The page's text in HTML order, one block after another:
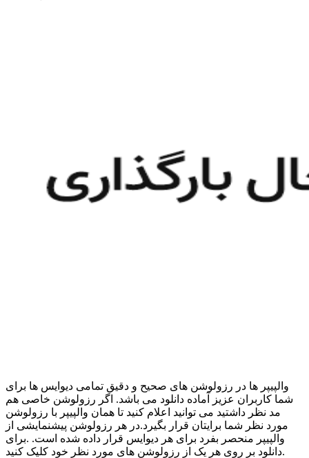
والپیپر ها در رزولوشن های صحیح و دقیق تمامی دیوایس ها برای
شما کاربران عزیز آماده دانلود می باشد. اگر رزولوشن خاصی هم
مد نظر داشتید می توانید اعلام کنید تا همان والپیپر با رزولوشن
مورد نظر شما برایتان قرار بگیرد.در هر رزولوشن پیشنمایشی از
والپیپر منحصر بفرد برای هر دیوایس قرار داده شده است. .برای
دانلود بر روی هر یک از رزولوشن های مورد نظر خود کلیک کنید.